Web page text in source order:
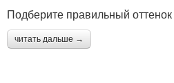
Подберите правильный оттенок
читать дальше →